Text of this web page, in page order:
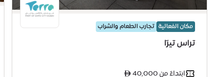
مكان الفعالية تجارب الطعام والشراب
تراس تيرّا
ابتداءً من ê 40,000